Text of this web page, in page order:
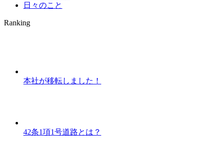
日々のこと
Ranking
本社が移転しました！
42条1項1号道路とは？